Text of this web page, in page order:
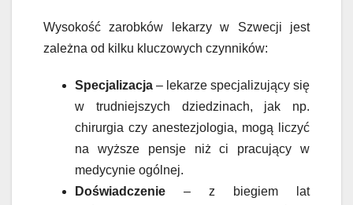
Wysokość zarobków lekarzy w Szwecji jest
zależna od kilku kluczowych czynników:
Specjalizacja – lekarze specjalizujący się
w trudniejszych dziedzinach, jak np.
chirurgia czy anestezjologia, mogą liczyć
na wyższe pensje niż ci pracujący w
medycynie ogólnej.
Doświadczenie – z biegiem lat